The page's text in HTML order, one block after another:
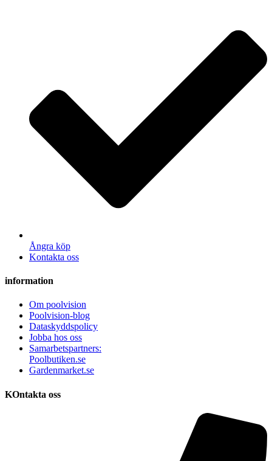
Ångra köp
Kontakta oss
information
Om poolvision
Poolvision-blog
Dataskyddspolicy
Jobba hos oss
Samarbetspartners:
Poolbutiken.se
Gardenmarket.se
KOntakta oss